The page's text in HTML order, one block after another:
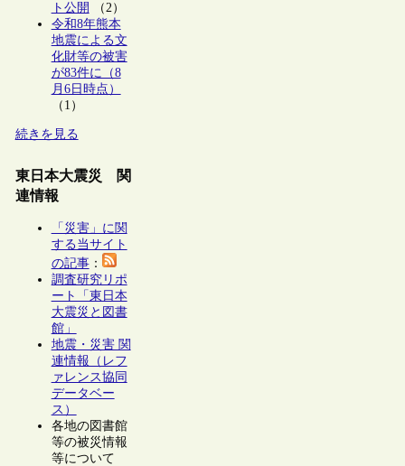
ト公開
（2）
令和8年熊本
地震による文
化財等の被害
が83件に（8
月6日時点）
（1）
続きを見る
東日本大震災 関
連情報
「災害」に関
する当サイト
の記事：
調査研究リポ
ート「東日本
大震災と図書
館」
地震・災害 関
連情報（レフ
ァレンス協同
データベー
ス）
各地の図書館
等の被災情報
等について